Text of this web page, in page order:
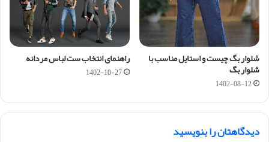
شلوار بگ چیست و استایل مناسب با
شلوار بگ
1402-08-12
راهنمای انتخاب ست لباس مردانه
1402-10-27
دیدگاهتان را بنویسید